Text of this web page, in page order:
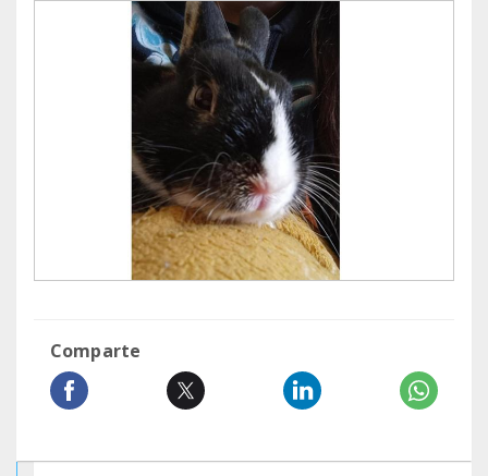
Comparte